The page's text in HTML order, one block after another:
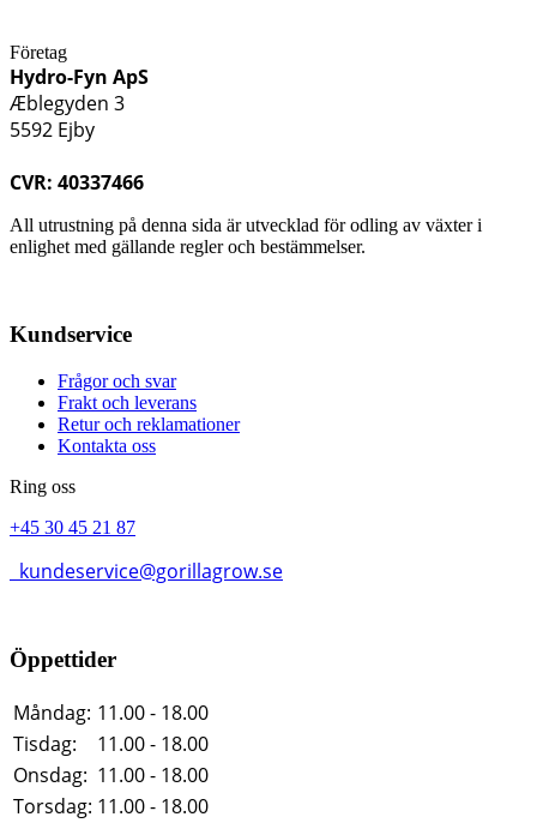
Företag
Hydro-Fyn ApS
Æblegyden 3
5592 Ejby
CVR: 40337466
All utrustning på denna sida är utvecklad för odling av växter i
enlighet med gällande regler och bestämmelser.
Kundservice
Frågor och svar
Frakt och leverans
Retur och reklamationer
Kontakta oss
Ring oss
+45 30 45 21 87
kundeservice@gorillagrow.se
Öppettider
Måndag: 11.00 - 18.00
Tisdag:
11.00 - 18.00
Onsdag: 11.00 - 18.00
Torsdag: 11.00 - 18.00